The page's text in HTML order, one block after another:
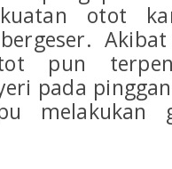
otot
pun
pada
melakukan